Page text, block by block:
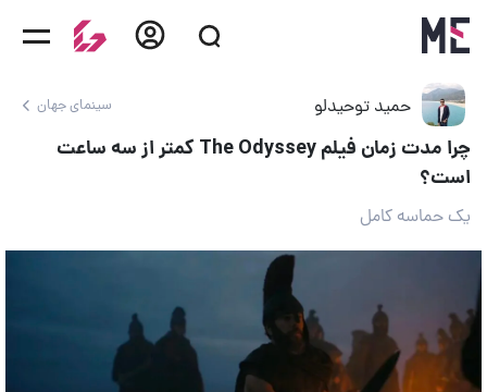
حمید توحیدلو سینمای جهان
چرا مدت زمان فیلم The Odyssey کمتر از سه ساعت
است؟
یک حماسه کامل